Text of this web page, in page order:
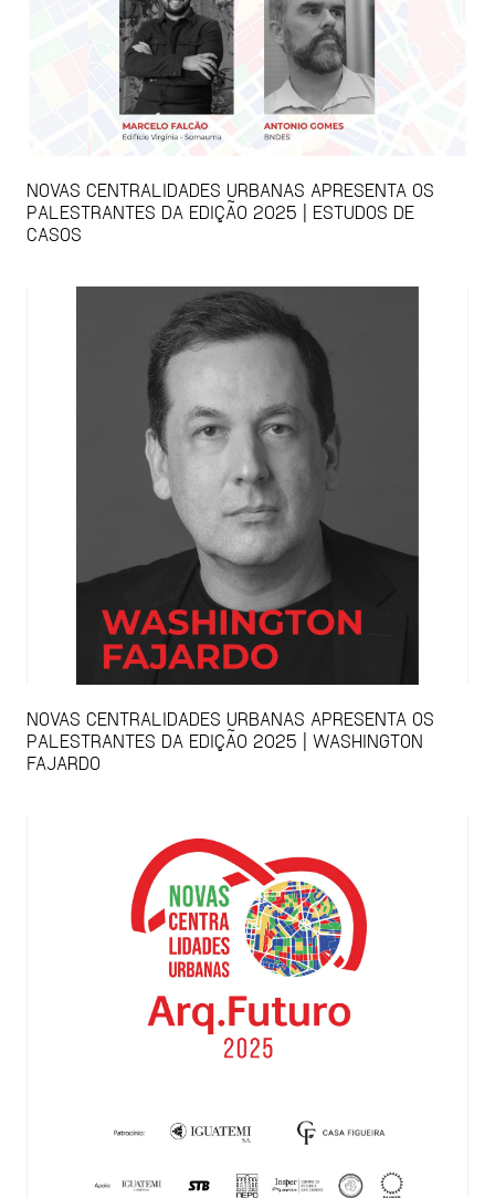
NOVAS CENTRALIDADES URBANAS APRESENTA OS
PALESTRANTES DA EDIÇÃO 2025 | ESTUDOS DE
CASOS
NOVAS CENTRALIDADES URBANAS APRESENTA OS
PALESTRANTES DA EDIÇÃO 2025 | WASHINGTON
FAJARDO